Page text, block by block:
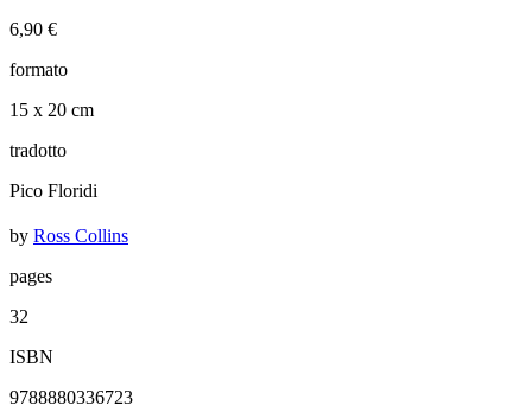
6,90 €
formato
15 x 20 cm
tradotto
Pico Floridi
by Ross Collins
pages
32
ISBN
9788880336723